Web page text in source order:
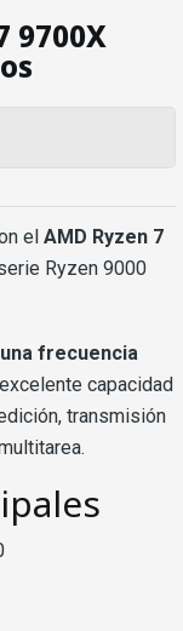
9700X
el AMD Ryzen 7
Ryzen 9000
frecuencia
capacidad
transmisión